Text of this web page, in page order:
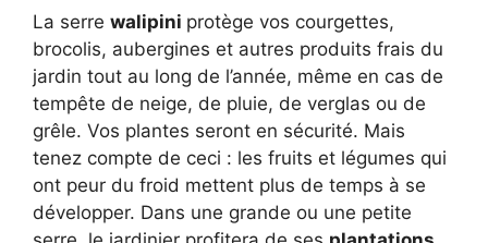
La serre walipini protège vos courgettes,
brocolis, aubergines et autres produits frais du
jardin tout au long de l’année, même en cas de
tempête de neige, de pluie, de verglas ou de
grêle. Vos plantes seront en sécurité. Mais
tenez compte de ceci : les fruits et légumes qui
ont peur du froid mettent plus de temps à se
développer. Dans une grande ou une petite